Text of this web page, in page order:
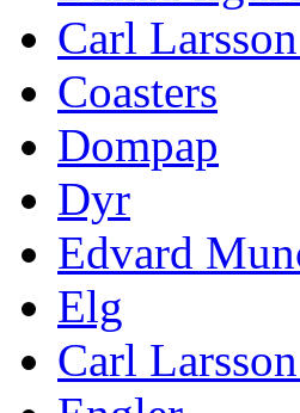
Carl
Coasters
Dompap
Dyr
Edvard
Elg
Carl